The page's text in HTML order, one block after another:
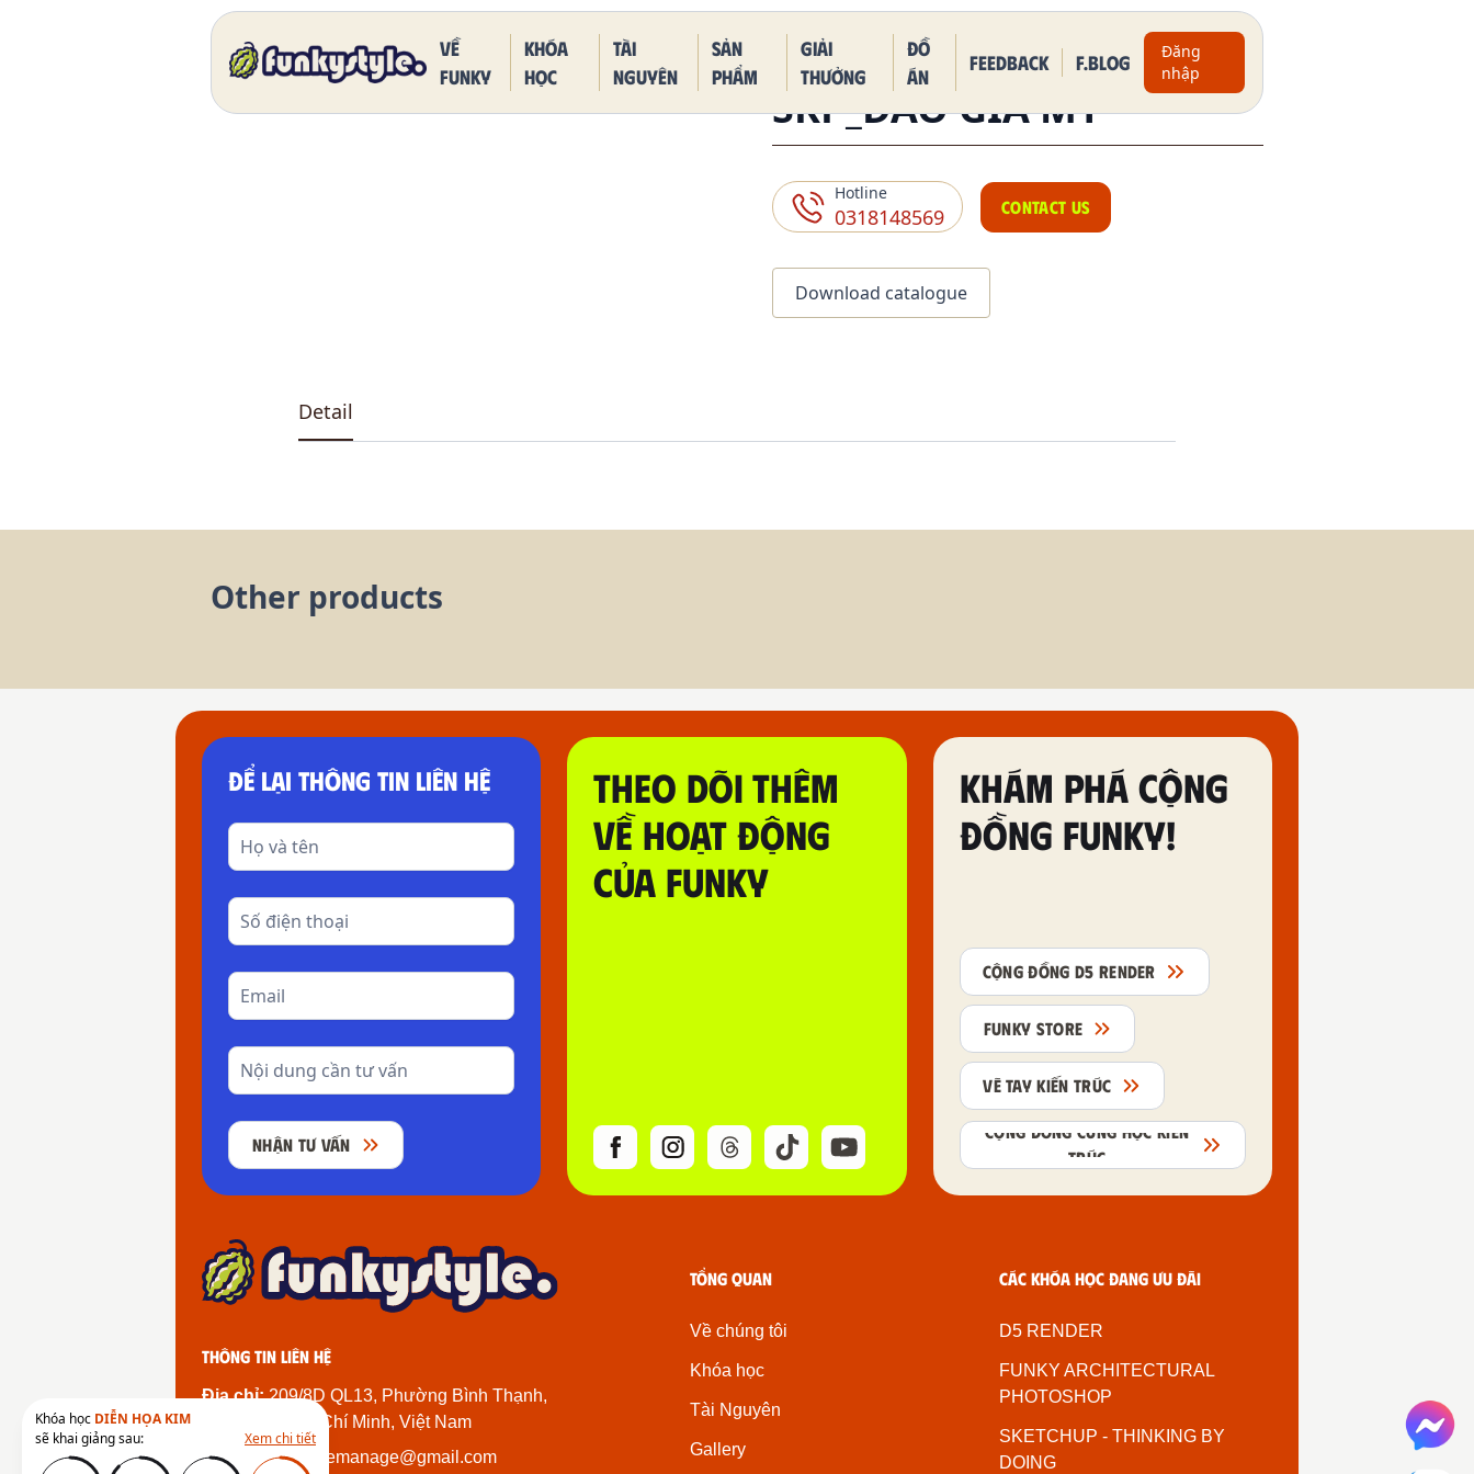
Khóa học DIỄN HỌA KIM
sẽ khai giảng sau:
Xem chi tiết
Về
funky
Khóa
học
Tài
nguyên
Sản
phẩm
Giải
thưởng
Đồ
án
Feedback F.BLOG
Đăng
nhập
Home Our Products DK 5011 One Piece Kaido Blue Dragon Form
SKP_ĐÀO GIA MỸ
Hotline
0318148569 CONTACT US
Download catalogue
Detail
Other products
ĐỂ LẠI THÔNG TIN LIÊN HỆ
NHẬN TƯ VẤN
THEO DÕI THÊM
VỀ HOẠT ĐỘNG
CỦA FUNKY
KHÁM PHÁ CỘNG
ĐỒNG FUNKY!
CỘNG ĐỒNG D5 RENDER
FUNKY STORE
VẼ TAY KIẾN TRÚC
CỘNG ĐỒNG CÙNG HỌC KIẾN
TRÚC
Thông tin liên hệ
Địa chỉ:209/8D QL13, Phường Bình Thạnh,
Thành Phố Hồ Chí Minh, Việt Nam
Email:
funkystylemanage@gmail.com
Tổng quan
Về chúng tôi
Khóa học
Tài Nguyên
Gallery
Các khóa học đang ưu đãi
D5 RENDER
FUNKY ARCHITECTURAL
PHOTOSHOP
SKETCHUP - THINKING BY
DOING